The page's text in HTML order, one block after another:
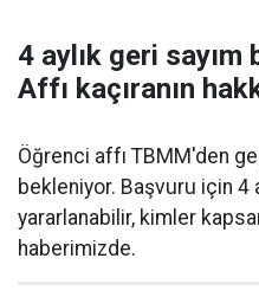
4 aylık geri sayım
Affı kaçıranın
Öğrenci affı TBMM'den
bekleniyor. Başvuru için
yararlanabilir, kimler
haberimizde.